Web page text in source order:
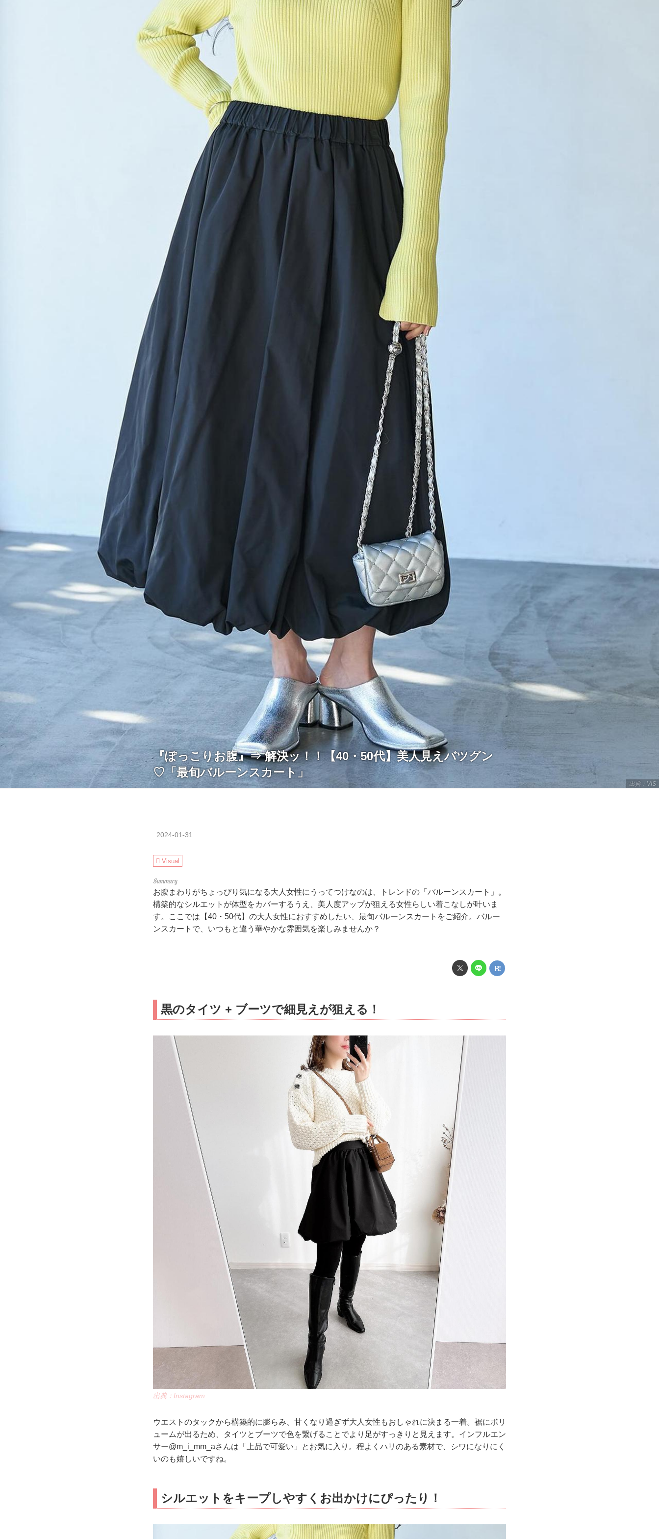
出典：VIS
『ぽっこりお腹』⇒ 解決ッ！！【40・50代】美人見えバツグン
♡「最旬バルーンスカート」
2024-01-31
Visual
お腹まわりがちょっぴり気になる大人女性にうってつけなのは、トレンドの「バルーンスカート」。
構築的なシルエットが体型をカバーするうえ、美人度アップが狙える女性らしい着こなしが叶いま
す。ここでは【40・50代】の大人女性におすすめしたい、最旬バルーンスカートをご紹介。バルー
ンスカートで、いつもと違う華やかな雰囲気を楽しみませんか？
黒のタイツ + ブーツで細見えが狙える！
出典：Instagram
ウエストのタックから構築的に膨らみ、甘くなり過ぎず大人女性もおしゃれに決まる一着。裾にボリ
ュームが出るため、タイツとブーツで色を繋げることでより足がすっきりと見えます。インフルエン
サー@m_i_mm_aさんは「上品で可愛い」とお気に入り。程よくハリのある素材で、シワになりにく
いのも嬉しいですね。
シルエットをキープしやすくお出かけにぴったり！